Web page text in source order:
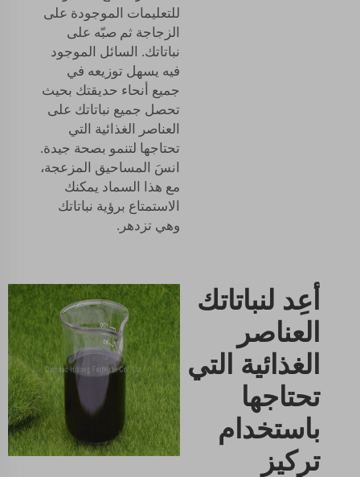
للتعليمات الموجودة على
الزجاجة ثم صبّه على
نباتاتك. السائل الموجود
فيه يسهل توزيعه في
جميع أنحاء حديقتك بحيث
تحصل جميع نباتاتك على
العناصر الغذائية التي
تحتاجها لتنمو بصحة جيدة.
انسَ المساحيق المزعجة،
مع هذا السماد يمكنك
الاستمتاع برؤية نباتاتك
وهي تزدهر.
أعِد لنباتاتك
العناصر
الغذائية التي
تحتاجها
باستخدام
تركيز